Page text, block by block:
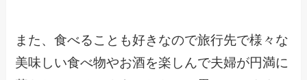
また、食べることも好きなので旅行先で様々な
美味しい食べ物やお酒を楽しんで夫婦が円満に